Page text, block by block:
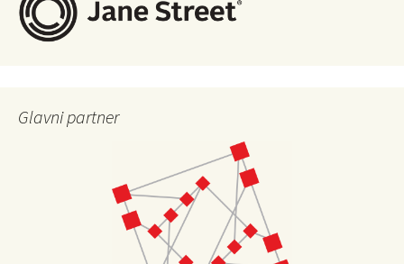
Glavni partner